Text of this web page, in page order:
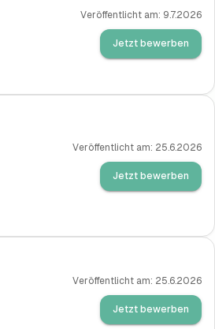
Veröffentlicht am: 9.7.2026
Jetzt bewerben
Veröffentlicht am: 25.6.2026
Jetzt bewerben
Veröffentlicht am: 25.6.2026
Jetzt bewerben